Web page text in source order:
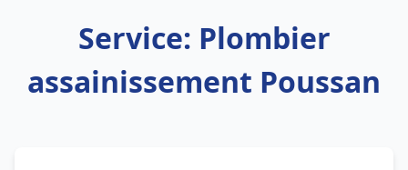
Service: Plombier
assainissement Poussan